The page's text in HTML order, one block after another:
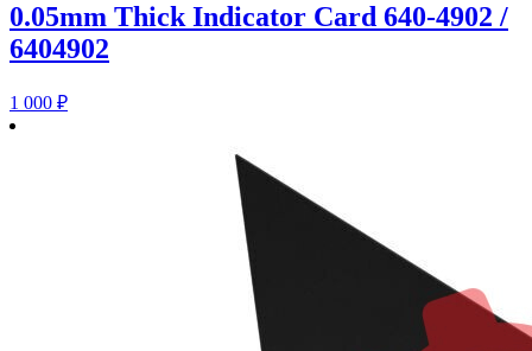
0.05mm Thick Indicator Card 640-4902 /
6404902
1 000 ₽